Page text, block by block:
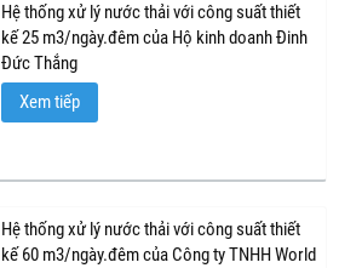
Hệ thống xử lý nước thải với công suất thiết
kế 25 m3/ngày.đêm của Hộ kinh doanh Đinh
Đức Thắng
Xem tiếp
Hệ thống xử lý nước thải với công suất thiết
kế 60 m3/ngày.đêm của Công ty TNHH World